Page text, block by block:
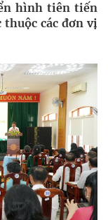
hình tiên tiến
các đơn vị